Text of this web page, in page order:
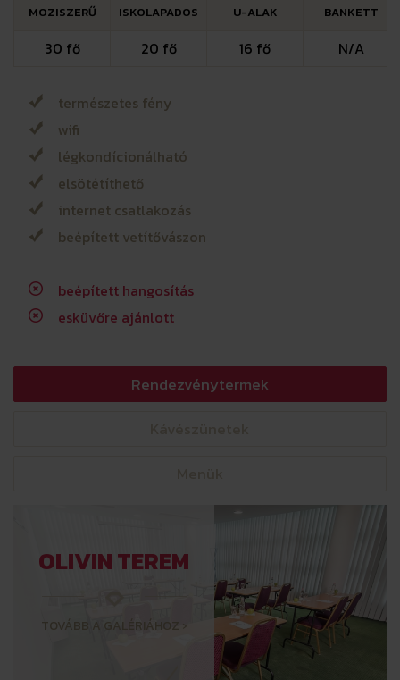
MOZISZERŰ ISKOLAPADOS U-ALAK BANKETT
30 fő 20 fő 16 fő N/A
természetes fény
wifi
légkondícionálható
elsötétíthető
internet csatlakozás
beépített vetítővászon
beépített hangosítás
esküvőre ajánlott
Rendezvénytermek
OLIVIN TEREM
TOVÁBB A GALÉRIÁHOZ ›